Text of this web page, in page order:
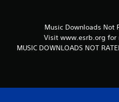
ي
ا
Music Downloads Not
Visit www.esrb.org
MUSIC DOWNLOADS NOT